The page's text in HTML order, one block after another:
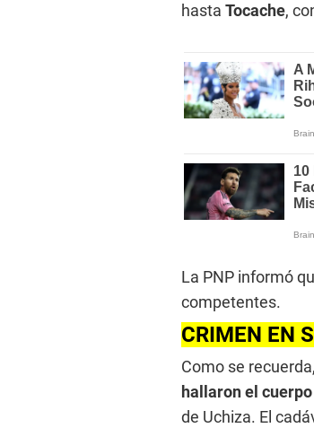
hasta Tocache,
La PNP informó
competentes.
CRIMEN EN
Como se
hallaron el
de Uchiza. El